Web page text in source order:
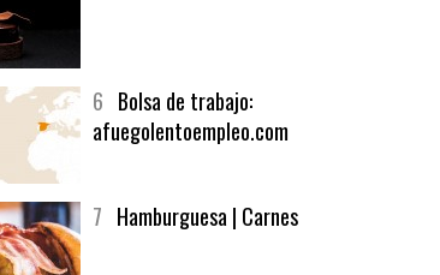
afuegolentoempleo.com